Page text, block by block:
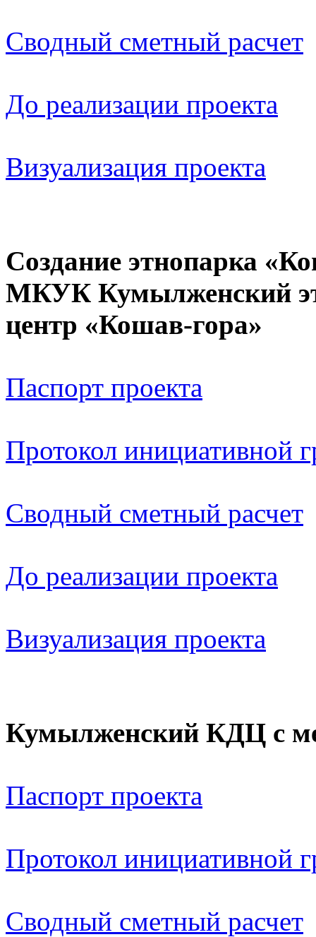
Сводный сметный расчет
До реализации проекта
Визуализация проекта
Создание этнопарка
МКУК Кумылженский
центр «Кошав-гора»
Паспорт проекта
Протокол инициативной
Сводный сметный расчет
До реализации проекта
Визуализация проекта
Кумылженский КДЦ с
Паспорт проекта
Протокол инициативной
Сводный сметный расчет